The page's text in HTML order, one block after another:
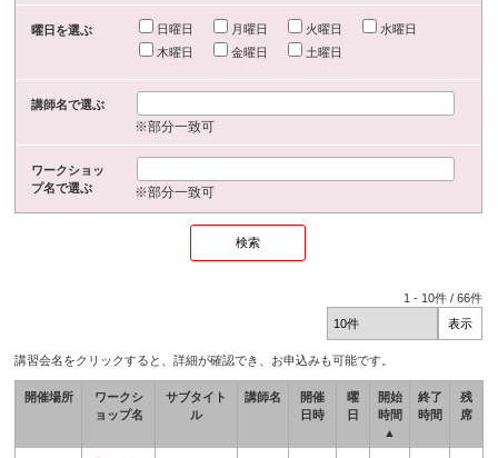
曜日を選ぶ 日曜日 月曜日 火曜日
水曜日
木曜日
金曜日 土曜日
講師名で選ぶ
※部分一致可
ワークショッ
プ名で選ぶ
※部分一致可
1 - 10件 /66件
講習会名をクリックすると、詳細が確認でき、お申込みも可能です。
開催場所
ワークシ
ョップ名
サブタイト
ル
講師名
開催
日時
曜
日
開始
時間
▲
終了
時間
残
席